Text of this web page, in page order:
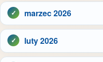
marzec 2026
luty 2026